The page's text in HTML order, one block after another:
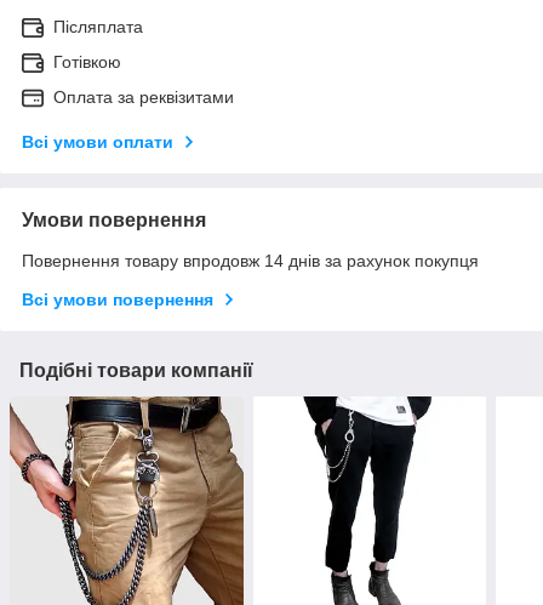
Післяплата
Готівкою
Оплата за реквізитами
Всі умови оплати
Умови повернення
Повернення товару впродовж 14 днів за рахунок покупця
Всі умови повернення
Подібні товари компанії